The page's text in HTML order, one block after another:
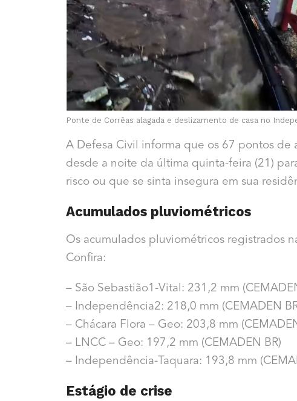
Ponte de Corrêas alagada e deslizamento de casa no
A Defesa Civil informa que os 67 pontos
desde a noite da última quinta-feira (21)
risco ou que se sinta insegura em sua
Acumulados pluviométricos
Os acumulados pluviométricos registrados
Confira:
– São Sebastião1-Vital: 231,2 mm
– Independência2: 218,0 mm (CEMADEN
– Chácara Flora – Geo: 203,8 mm
– LNCC – Geo: 197,2 mm (CEMADEN BR)
– Independência-Taquara: 193,8 mm
Estágio de crise